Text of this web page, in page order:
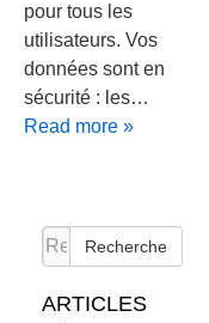
pour tous les
utilisateurs. Vos
données sont en
sécurité : les…
Read more »
Recherche
ARTICLES